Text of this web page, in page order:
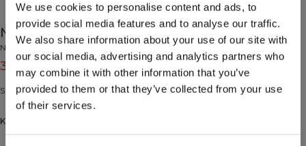
We use cookies to personalise content and ads, to
provide social media features and to analyse our traffic.
We also share information about your use of our site with
our social media, advertising and analytics partners who
may combine it with other information that you’ve
provided to them or that they’ve collected from your use
of their services.
Nimble Twist Sports Bra Moss
Nimble Collection
39€ (-20%)
Superzachte sport-bh met uitneembare cups
Kleur: Moss